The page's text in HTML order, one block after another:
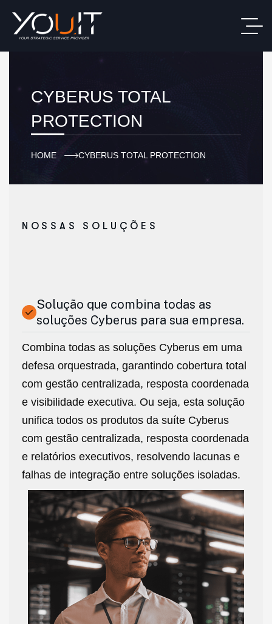
CYBERUS TOTAL
PROTECTION
HOME CYBERUS TOTAL PROTECTION
NOSSAS SOLUÇÕES
Solução que combina todas as
soluções Cyberus para sua empresa.
Combina todas as soluções Cyberus em uma
defesa orquestrada, garantindo cobertura total
com gestão centralizada, resposta coordenada
e visibilidade executiva. Ou seja, esta solução
unifica todos os produtos da suíte Cyberus
com gestão centralizada, resposta coordenada
e relatórios executivos, resolvendo lacunas e
falhas de integração entre soluções isoladas.